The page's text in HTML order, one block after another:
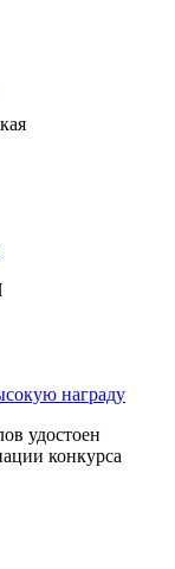
награду
удостоен
конкурса